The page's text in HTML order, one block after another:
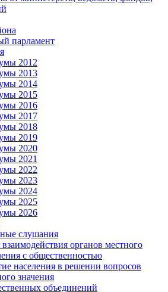
парламент
2012
2013
2014
2015
2016
2017
2018
2019
2020
2021
2022
2023
2024
2025
2026
слушания
органов местного
с общественностью
населения в решении вопросов
значения
объединений